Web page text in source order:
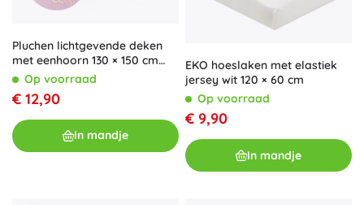
Pluchen lichtgevende deken
met eenhoorn 130 × 150 cm
rozeOp voorraad
€ 12,90
In mandje
EKO hoeslaken met elastiek
jersey wit 120 × 60 cm
Op voorraad
€ 9,90
In mandje